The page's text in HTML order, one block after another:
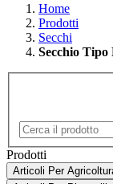
Home
Prodotti
Secchi
Secchio Tipo
Prodotti
Articoli Per